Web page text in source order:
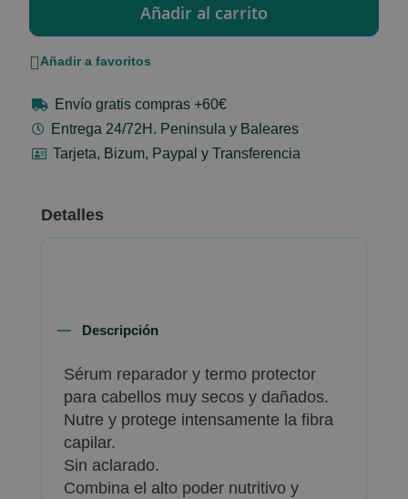
Añadir a favoritos
Envío gratis compras +60€
Entrega 24/72H. Peninsula y Baleares
Tarjeta, Bizum, Paypal y Transferencia
Detalles
Descripción
Sérum reparador y termo protector
para cabellos muy secos y dañados.
Nutre y protege intensamente la fibra
capilar.
Sin aclarado.
Combina el alto poder nutritivo y